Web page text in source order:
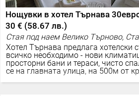
Нощувки в хотел Търнава
30 € (58.67 лв.)
Стая под наем Велико Търново,
Хотел Търнава предлага хотелски
всичко необходимо - нови
просторни бани и тераси, чисто
се на главната улица, на 500м от